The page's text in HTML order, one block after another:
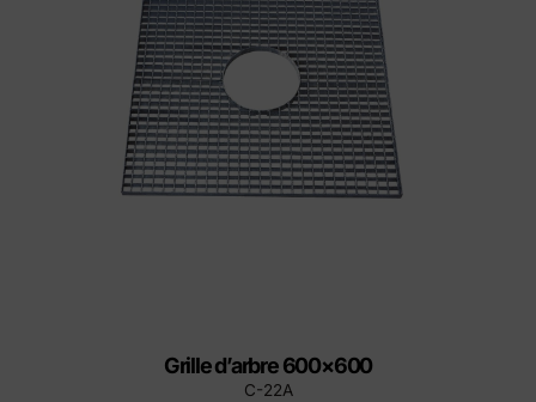
Grille d’arbre 600×600
C-22A